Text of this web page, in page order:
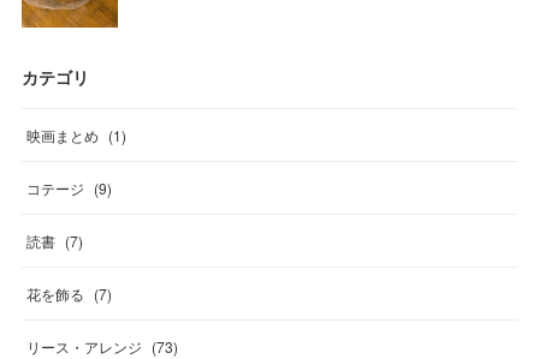
カテゴリ
映画まとめ (1)
コテージ (9)
読書 (7)
花を飾る (7)
リース・アレンジ (73)